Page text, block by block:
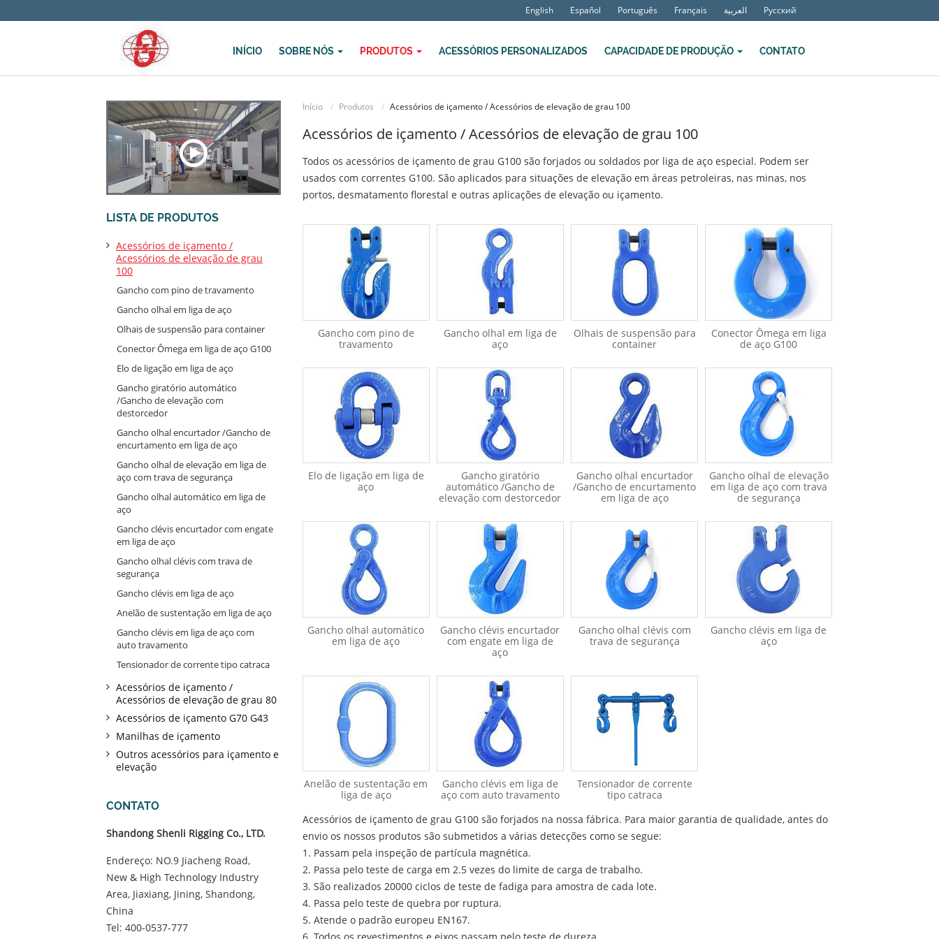
English Español Português Français العربية Русский
INÍCIO SOBRE NÓS PRODUTOS ACESSÓRIOS PERSONALIZADOS CAPACIDADE DE PRODUÇÃO CONTATO
Início Produtos Acessórios de içamento / Acessórios de elevação de grau 100
Acessórios de içamento / Acessórios de elevação de grau 100
Todos os acessórios de içamento de grau G100 são forjados ou soldados por liga de aço especial. Podem ser
usados com correntes G100. São aplicados para situações de elevação em áreas petroleiras, nas minas, nos
portos, desmatamento florestal e outras aplicações de elevação ou içamento.
Gancho com pino de
travamento
Gancho olhal em liga de
aço
Olhais de suspensão para
container
Conector Ômega em liga
de aço G100
Elo de ligação em liga de
aço
Gancho giratório
automático /Gancho de
elevação com destorcedor
Gancho olhal encurtador
/Gancho de encurtamento
em liga de aço
Gancho olhal de elevação
em liga de aço com trava
de segurança
Gancho olhal automático
em liga de aço
Gancho clévis encurtador
com engate em liga de
aço
Gancho olhal clévis com
trava de segurança
Gancho clévis em liga de
aço
Anelão de sustentação em
liga de aço
Gancho clévis em liga de
aço com auto travamento
Tensionador de corrente
tipo catraca
Acessórios de içamento de grau G100 são forjados na nossa fábrica. Para maior garantia de qualidade, antes do
envio os nossos produtos são submetidos a várias detecções como se segue:
1. Passam pela inspeção de partícula magnética.
2. Passa pelo teste de carga em 2.5 vezes do limite de carga de trabalho.
3. São realizados 20000 ciclos de teste de fadiga para amostra de cada lote.
4. Passa pelo teste de quebra por ruptura.
5. Atende o padrão europeu EN167.
LISTA DE PRODUTOS
Acessórios de içamento /
Acessórios de elevação de grau
100
Gancho com pino de travamento
Gancho olhal em liga de aço
Olhais de suspensão para container
Conector Ômega em liga de aço G100
Elo de ligação em liga de aço
Gancho giratório automático
/Gancho de elevação com
destorcedor
Gancho olhal encurtador /Gancho de
encurtamento em liga de aço
Gancho olhal de elevação em liga de
aço com trava de segurança
Gancho olhal automático em liga de
aço
Gancho clévis encurtador com engate
em liga de aço
Gancho olhal clévis com trava de
segurança
Gancho clévis em liga de aço
Anelão de sustentação em liga de aço
Gancho clévis em liga de aço com
auto travamento
Tensionador de corrente tipo catraca
Acessórios de içamento /
Acessórios de elevação de grau 80
Acessórios de içamento G70 G43
Manilhas de içamento
Outros acessórios para içamento e
elevação
CONTATO
Shandong Shenli Rigging Co., LTD.
Endereço: NO.9 Jiacheng Road,
New & High Technology Industry
Area, Jiaxiang, Jining, Shandong,
China
Tel: 400-0537-777